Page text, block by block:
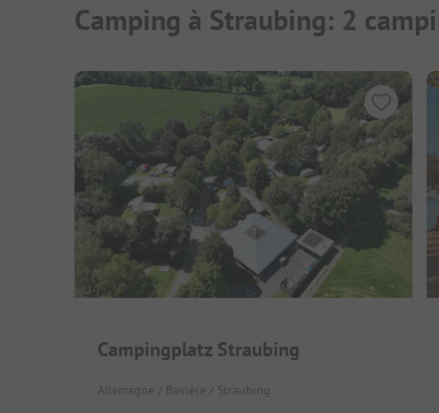
Camping à Straubing: 2
Campingplatz Straubing
Allemagne / Bavière / Straubing